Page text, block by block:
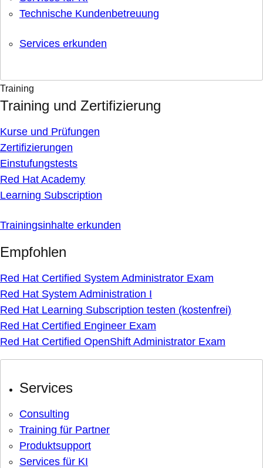
Technische Kundenbetreuung
Services erkunden
Training
Training und Zertifizierung
Kurse und Prüfungen
Zertifizierungen
Einstufungstests
Red Hat Academy
Learning Subscription
Trainingsinhalte erkunden
Empfohlen
Red Hat Certified System Administrator Exam
Red Hat System Administration I
Red Hat Learning Subscription testen (kostenfrei)
Red Hat Certified Engineer Exam
Red Hat Certified OpenShift Administrator Exam
Services
Consulting
Training für Partner
Produktsupport
Services für KI